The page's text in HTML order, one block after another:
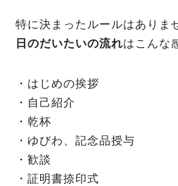
特に決まったルールはありま
日のだいたいの流れはこんな
・はじめの挨拶
・自己紹介
・乾杯
・ゆびわ、記念品授与
・歓談
・証明書捺印式